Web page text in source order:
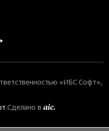
«ИБС Софт»,
.Сделано в